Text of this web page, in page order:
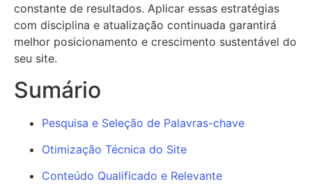
constante de resultados. Aplicar essas estratégias
com disciplina e atualização continuada garantirá
melhor posicionamento e crescimento sustentável do
seu site.
Sumário
Pesquisa e Seleção de Palavras-chave
Otimização Técnica do Site
Conteúdo Qualificado e Relevante